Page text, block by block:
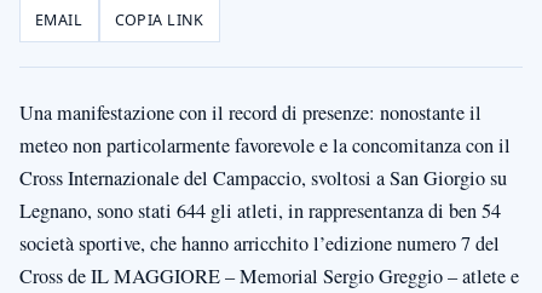
EMAIL COPIA LINK
Una manifestazione con il record di presenze: nonostante il
meteo non particolarmente favorevole e la concomitanza con il
Cross Internazionale del Campaccio, svoltosi a San Giorgio su
Legnano, sono stati 644 gli atleti, in rappresentanza di ben 54
società sportive, che hanno arricchito l’edizione numero 7 del
Cross de IL MAGGIORE – Memorial Sergio Greggio – atlete e